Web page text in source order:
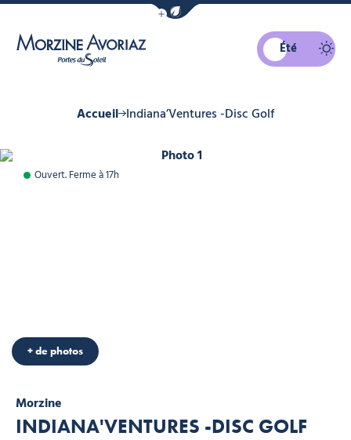
Afficher la barre de navigation du
Été
Accueil Indiana’Ventures -Disc Golf
Morzine
INDIANA'VENTURES -DISC GOLF
Photo 1
+ de photos
Ouvert. Ferme à 17h